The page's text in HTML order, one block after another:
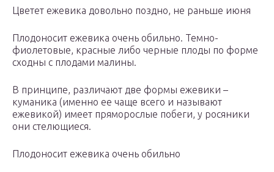
Цветет ежевика довольно поздно, не раньше июня
Плодоносит ежевика очень обильно. Темно-
фиолетовые, красные либо черные плоды по форме
сходны с плодами малины.
В принципе, различают две формы ежевики –
куманика (именно ее чаще всего и называют
ежевикой) имеет пряморослые побеги, у росяники
они стелющиеся.
Плодоносит ежевика очень обильно